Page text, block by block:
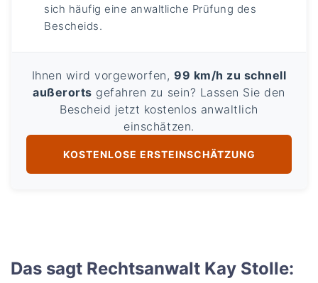
sich häufig eine anwaltliche Prüfung des
Bescheids.
Ihnen wird vorgeworfen,99 km/h zu schnell
außerorts gefahren zu sein? Lassen Sie den
Bescheid jetzt kostenlos anwaltlich
einschätzen.
KOSTENLOSE ERSTEINSCHÄTZUNG
Das sagt Rechtsanwalt Kay Stolle: